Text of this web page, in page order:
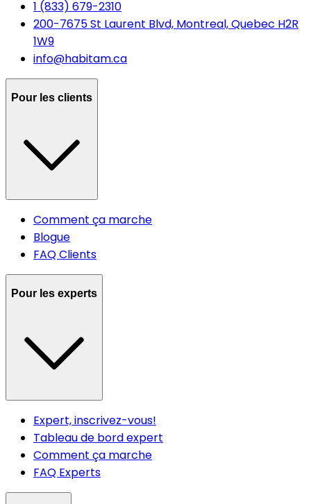
1 (833) 679-2310
200-7675 St Laurent Blvd, Montreal, Quebec H2R
1W9
info@habitam.ca
Pour les clients
Comment ça marche
Blogue
FAQ Clients
Pour les experts
Expert, inscrivez-vous!
Tableau de bord expert
Comment ça marche
FAQ Experts